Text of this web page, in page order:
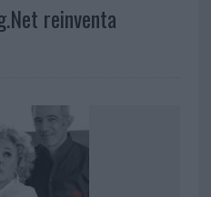
reinventa